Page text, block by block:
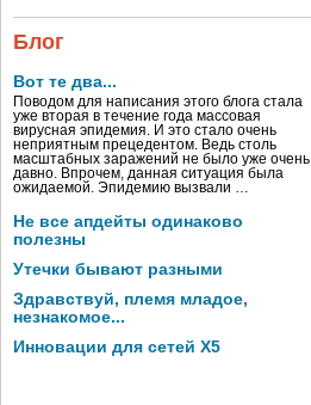
Блог
Вот те два...
Поводом для написания этого блога стала
уже вторая в течение года массовая
вирусная эпидемия. И это стало очень
неприятным прецедентом. Ведь столь
масштабных заражений не было уже очень
давно. Впрочем, данная ситуация была
ожидаемой. Эпидемию вызвали …
Не все апдейты одинаково
полезны
Утечки бывают разными
Здравствуй, племя младое,
незнакомое...
Инновации для сетей X5